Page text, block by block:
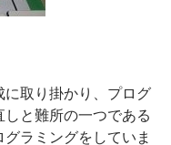
取り掛かり、プログ
と難所の一つである
ラミングをしていま